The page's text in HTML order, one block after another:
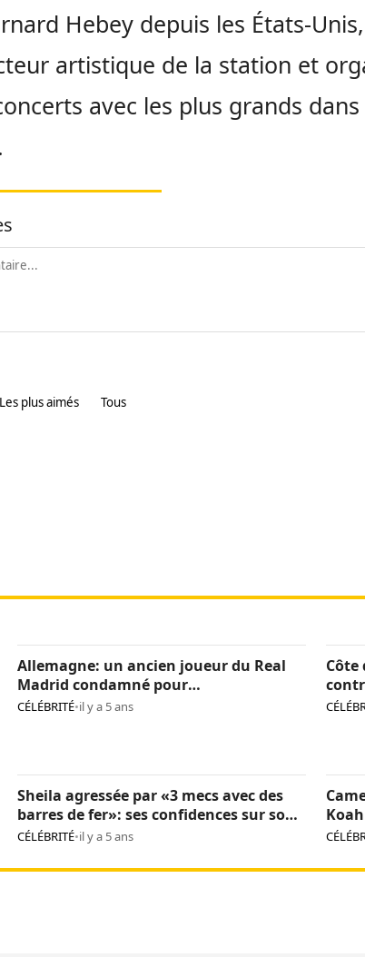
Hebey depuis les États-
artistique de la station et
avec les plus grands dans
Les plus aimés Tous
Allemagne: un ancien joueur du Real
Madrid condamné pour
pédopornographie
CÉLÉBRITÉ•il y a 5 ans
Côte
Sheila agressée par «3 mecs avec des
barres de fer»: ses confidences sur son
calvaire
CÉLÉBRITÉ•il y a 5 ans